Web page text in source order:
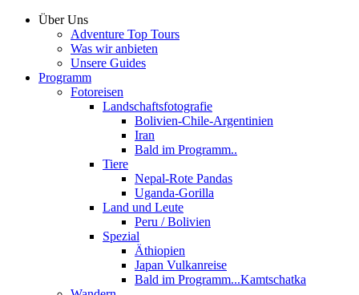
Über Uns
Adventure Top Tours
Was wir anbieten
Unsere Guides
Programm
Fotoreisen
Landschaftsfotografie
Bolivien-Chile-Argentinien
Iran
Bald im Programm..
Tiere
Nepal-Rote Pandas
Uganda-Gorilla
Land und Leute
Peru / Bolivien
Spezial
Äthiopien
Japan Vulkanreise
Bald im Programm...Kamtschatka